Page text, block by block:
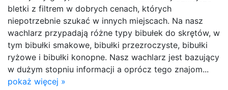
bletki z filtrem w dobrych cenach, których
niepotrzebnie szukać w innych miejscach. Na nasz
wachlarz przypadają różne typy bibułek do skrętów, w
tym bibułki smakowe, bibułki przezroczyste, bibułki
ryżowe i bibułki konopne. Nasz wachlarz jest bazujący
w dużym stopniu informacji a oprócz tego znajom...
pokaż więcej »